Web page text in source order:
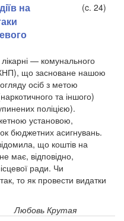
на
(c. 24)
— комунального
що засноване нашою
осіб з метою
та іншого)
поліцією).
установою,
бюджетних асигнувань.
що коштів на
має, відповідно,
ради. Чи
то як провести видатки
Любовь Крутая